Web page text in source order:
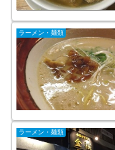
ラーメン・麺類
ラーメン・麺類